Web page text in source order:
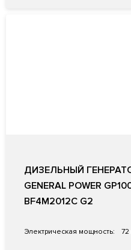
ДИЗЕЛЬНЫЙ
GENERAL POWER
BF4M2012C G2
Электрическая мощность: 72